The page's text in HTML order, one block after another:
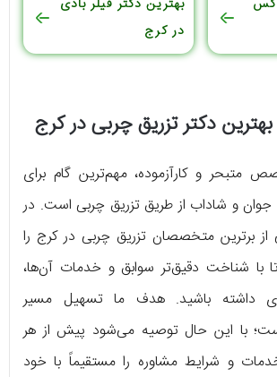
در کرج
متبحر و کارآزموده، مهم‌ترین گام برای
و شاداب از طریق تزریق چربی است. در
برترین متخصصان تزریق چربی در کرج را
با شناخت دقیق‌تر سوابق و خدمات آن‌ها،
داشته باشید. هدف ما تسهیل مسیر
با این حال توصیه می‌شود پیش از هر
و شرایط مشاوره را مستقیماً با خود